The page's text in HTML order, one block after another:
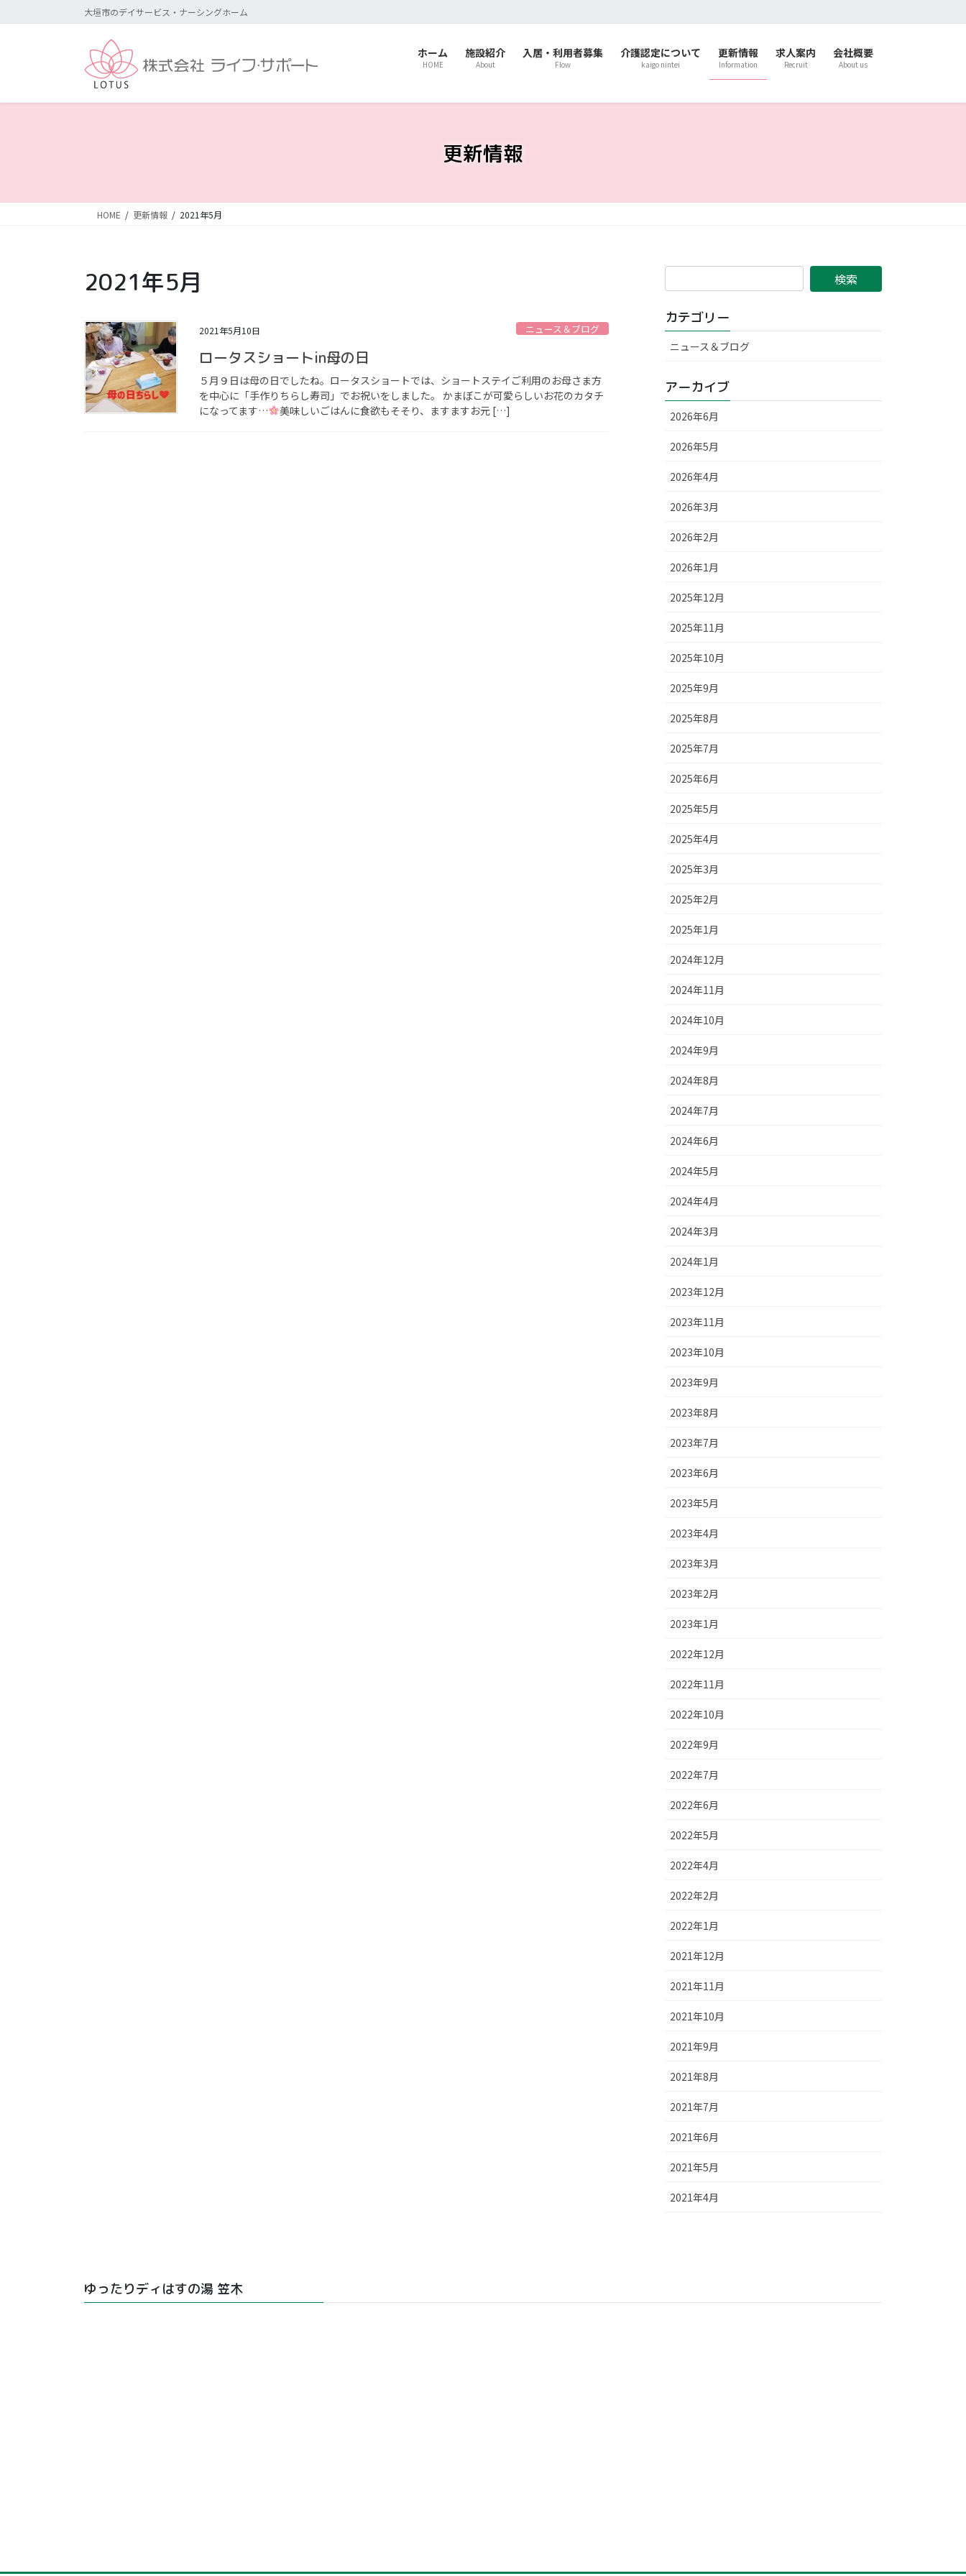
ン
ビ
大垣市のデイサービス・ナーシングホーム
ホーム
HOME
施設紹介
About
入居・利用者募集
Flow
介護認定について
kaigo nintei
更新情報
Information
求人案内
Recruit
会社概要
About us
更新情報
HOME 更新情報 2021年5月
2021年5月
2021年5月10日 ニュース＆ブログ
ロータスショートin母の日
５月９日は母の日でしたね。ロータスショートでは、ショートステイご利用のお母さま方
を中心に「手作りちらし寿司」でお祝いをしました。 かまぼこが可愛らしいお花のカタチ
になってます…
美味しいごはんに食欲もそそり、ますますお元 […]
カテゴリー
ニュース＆ブログ
アーカイブ
2026年6月
2026年5月
2026年4月
2026年3月
2026年2月
2026年1月
2025年12月
2025年11月
2025年10月
2025年9月
2025年8月
2025年7月
2025年6月
2025年5月
2025年4月
2025年3月
2025年2月
2025年1月
2024年12月
2024年11月
2024年10月
2024年9月
2024年8月
2024年7月
2024年6月
2024年5月
2024年4月
2024年3月
2024年1月
2023年12月
2023年11月
2023年10月
2023年9月
2023年8月
2023年7月
2023年6月
2023年5月
2023年4月
2023年3月
2023年2月
2023年1月
2022年12月
2022年11月
2022年10月
2022年9月
2022年7月
2022年6月
2022年5月
2022年4月
2022年2月
2022年1月
2021年12月
2021年11月
2021年10月
2021年9月
2021年8月
2021年7月
2021年6月
2021年5月
2021年4月
ゆったりディはすの湯 笠木